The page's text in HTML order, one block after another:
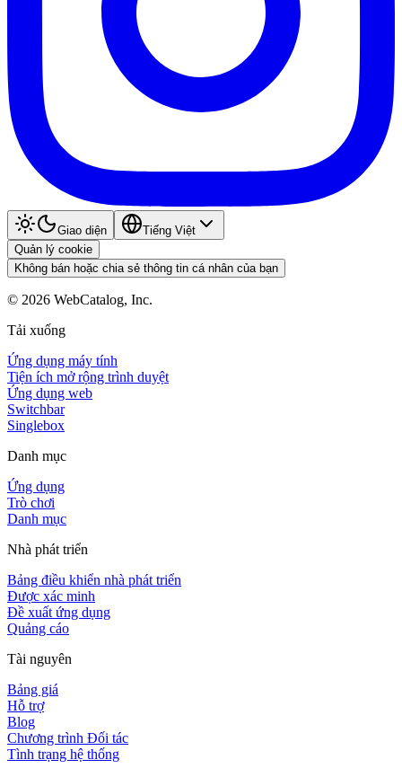
Giao diện
Tiếng Việt
Quản lý cookie
Không bán hoặc chia sẻ thông tin cá nhân của bạn
© 2026 WebCatalog, Inc.
Tải xuống
Ứng dụng máy tính
Tiện ích mở rộng trình duyệt
Ứng dụng web
Switchbar
Singlebox
Danh mục
Ứng dụng
Trò chơi
Danh mục
Nhà phát triển
Bảng điều khiển nhà phát triển
Được xác minh
Đề xuất ứng dụng
Quảng cáo
Tài nguyên
Bảng giá
Hỗ trợ
Blog
Chương trình Đối tác
Tình trạng hệ thống